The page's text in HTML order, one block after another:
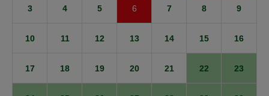
3 4 5 6 7 8 9
10 11 12 13 14 15 16
17 18 19 20 21 22 23